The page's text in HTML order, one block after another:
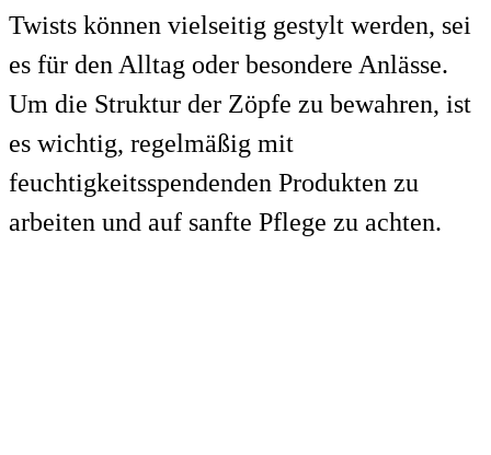
Twists können vielseitig gestylt werden, sei
es für den Alltag oder besondere Anlässe.
Um die Struktur der Zöpfe zu bewahren, ist
es wichtig, regelmäßig mit
feuchtigkeitsspendenden Produkten zu
arbeiten und auf sanfte Pflege zu achten.